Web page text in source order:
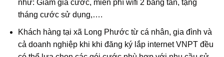
như: Giảm giá cước, miễn phí wifi 2 băng tần, tặng
tháng cước sử dụng,….
Khách hàng tại xã Long Phước từ cá nhân, gia đình và
cả doanh nghiệp khi khi đăng ký lắp internet VNPT đều